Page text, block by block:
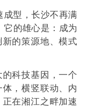
型，长沙不再满
它的雄心是：成为
的策源地、模式
科技基因，一个
，横竖联动、内
在湘江之畔加速